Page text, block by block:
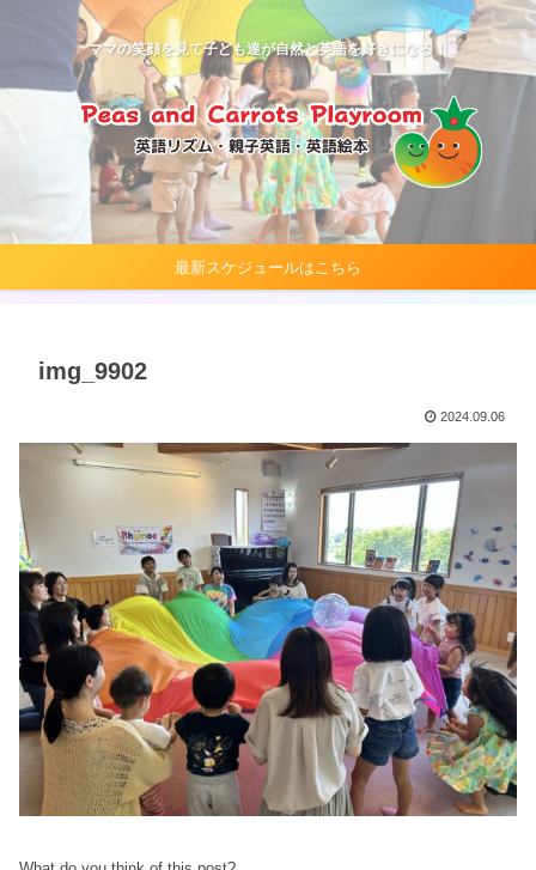
ママの笑顔を見て子ども達が自然と英語を好きになる！
最新スケジュールはこちら
img_9902
2024.09.06